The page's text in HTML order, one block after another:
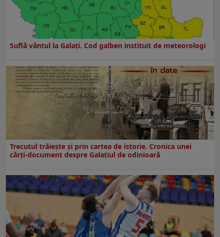
Suflă vântul la Galaţi. Cod galben instituit de meteorologi
Trecutul trăiește și prin cartea de istorie. Cronica unei
cărți-document despre Galațiul de odinioară